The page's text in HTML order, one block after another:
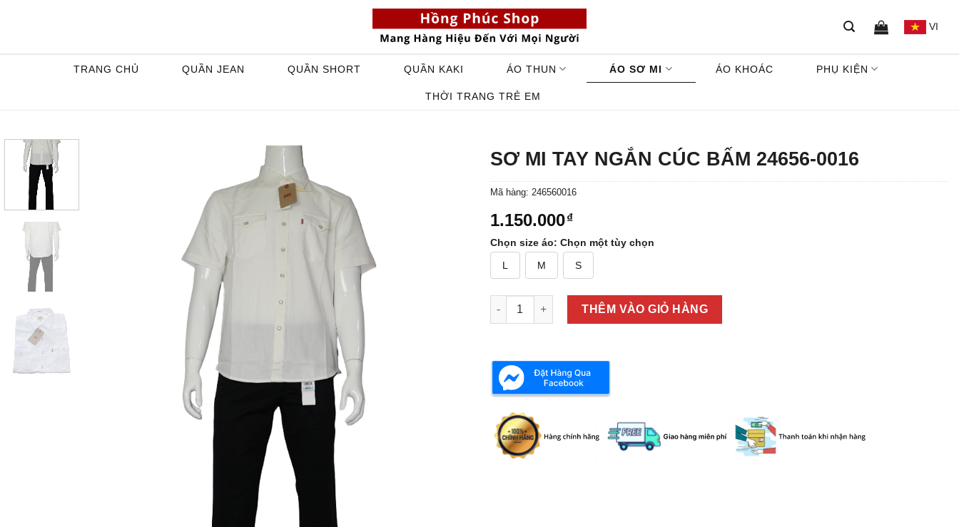
VI
TRANG CHỦ QUẦN JEAN QUẦN SHORT QUẦN KAKI ÁO THUN ÁO SƠ MI ÁO KHOÁC PHỤ KIỆN
THỜI TRANG TRẺ EM
SƠ MI TAY NGẮN CÚC BẤM 24656-0016
Mã hàng: 246560016
1.150.000₫
Chọn size áo: Chọn một tùy chọn
L M S
SƠ MI TAY NGẮN CÚC BẤM 24656-0016 số lượng
THÊM VÀO GIỎ HÀNG